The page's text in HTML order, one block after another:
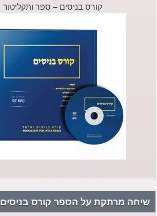
קורס בניסים – ספר ותקליטור
שיחה מרתקת על הספר קורס בניסים